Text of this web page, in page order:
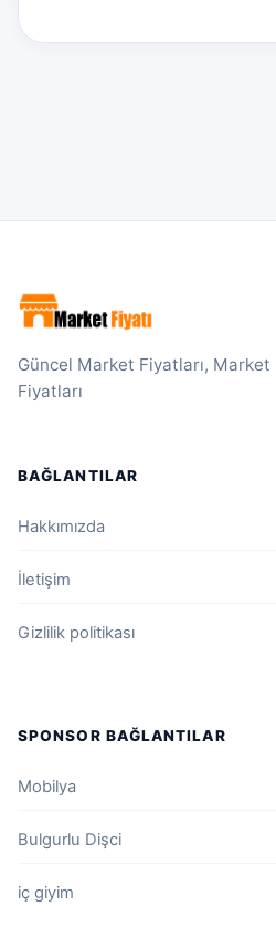
Güncel Market Fiyatları, Market
Fiyatları
BAĞLANTILAR
Hakkımızda
İletişim
Gizlilik politikası
SPONSOR BAĞLANTILAR
Mobilya
Bulgurlu Dişci
iç giyim